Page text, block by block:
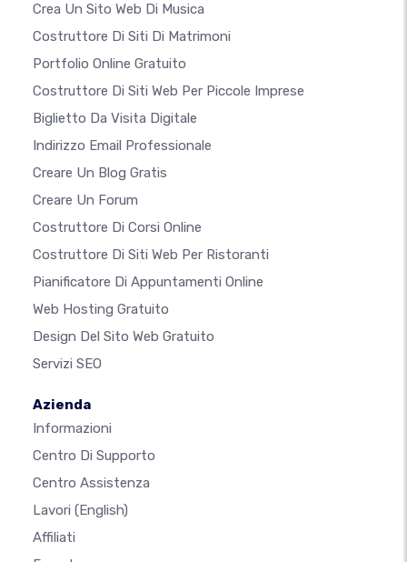
Crea Un Sito Web Di Musica
Costruttore Di Siti Di Matrimoni
Portfolio Online Gratuito
Costruttore Di Siti Web Per Piccole Imprese
Biglietto Da Visita Digitale
Indirizzo Email Professionale
Creare Un Blog Gratis
Creare Un Forum
Costruttore Di Corsi Online
Costruttore Di Siti Web Per Ristoranti
Pianificatore Di Appuntamenti Online
Web Hosting Gratuito
Design Del Sito Web Gratuito
Servizi SEO
Azienda
Informazioni
Centro Di Supporto
Centro Assistenza
Lavori (English)
Affiliati